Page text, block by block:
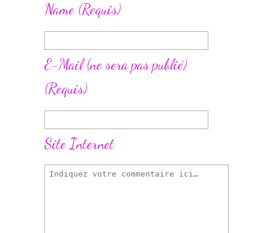
Name (requis)
E-Mail(ne sera pas publié)
(requis)
Site Internet